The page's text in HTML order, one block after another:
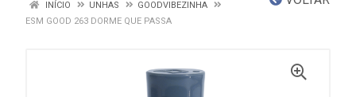
INÍCIO UNHAS
GOODVIBEZINHA
ESM GOOD 263 DORME QUE PASSA